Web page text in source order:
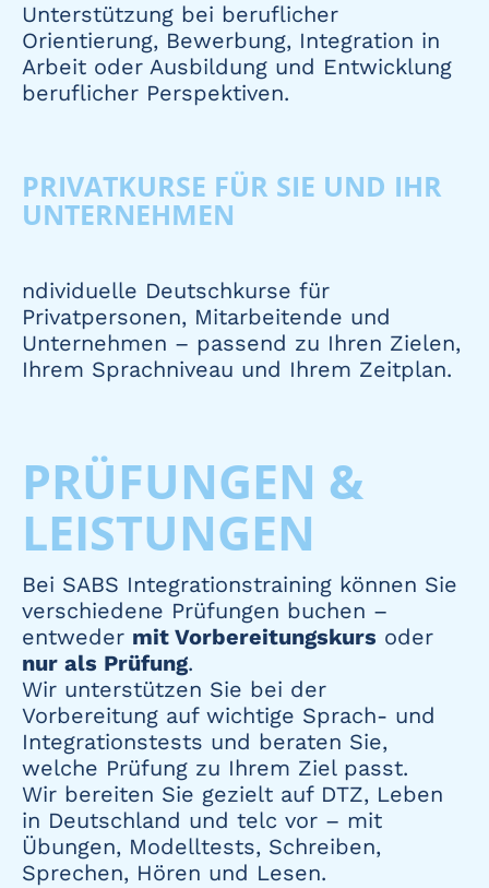
Unterstützung bei beruflicher
Orientierung, Bewerbung, Integration in
Arbeit oder Ausbildung und Entwicklung
beruflicher Perspektiven.
PRIVATKURSE FÜR SIE UND IHR
UNTERNEHMEN
ndividuelle Deutschkurse für
Privatpersonen, Mitarbeitende und
Unternehmen – passend zu Ihren Zielen,
Ihrem Sprachniveau und Ihrem Zeitplan.
PRÜFUNGEN &
LEISTUNGEN
Bei SABS Integrationstraining können Sie
verschiedene Prüfungen buchen –
entweder mit Vorbereitungskurs oder
nur als Prüfung.
Wir unterstützen Sie bei der
Vorbereitung auf wichtige Sprach- und
Integrationstests und beraten Sie,
welche Prüfung zu Ihrem Ziel passt.
Wir bereiten Sie gezielt auf DTZ, Leben
in Deutschland und telc vor – mit
Übungen, Modelltests, Schreiben,
Sprechen, Hören und Lesen.